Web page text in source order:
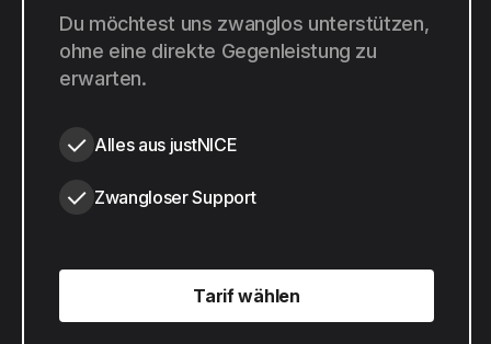
10 € pro Jahr
Du möchtest uns zwanglos unterstützen,
ohne eine direkte Gegenleistung zu
erwarten.
Alles aus justNICE
Zwangloser Support
Tarif wählen
Tarif wählen